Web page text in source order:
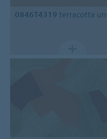
0846T4319 terracotta uni